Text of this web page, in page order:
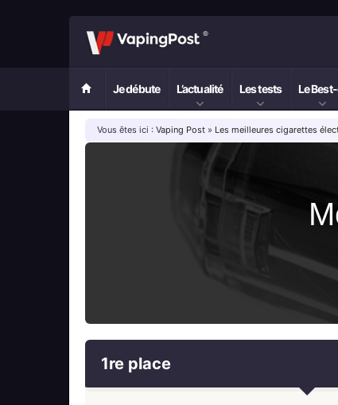
Je débute L’actualité Les tests Le
Vous êtes ici : Vaping Post » Les meilleures cigarettes
1re place